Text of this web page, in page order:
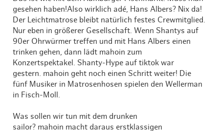
gesehen haben!Also wirklich adé, Hans Albers? Nix da!
Der Leichtmatrose bleibt natürlich festes Crewmitglied.
Nur eben in größerer Gesellschaft. Wenn Shantys auf
90er Ohrwürmer treffen und mit Hans Albers einen
trinken gehen, dann lädt mahoin zum
Konzertspektakel. Shanty-Hype auf tiktok war
gestern. mahoin geht noch einen Schritt weiter! Die
fünf Musiker in Matrosenhosen spielen den Wellerman
in Fisch-Moll.
Was sollen wir tun mit dem drunken
sailor? mahoin macht daraus erstklassigen